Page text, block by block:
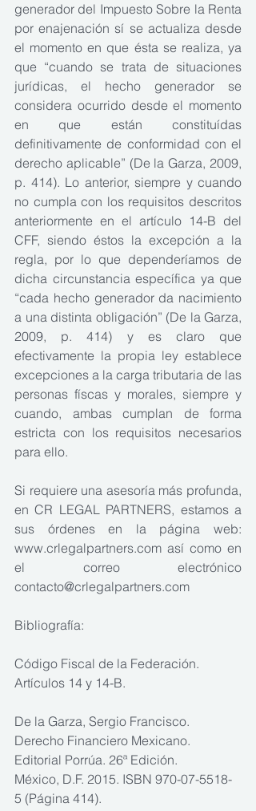
generador del Impuesto Sobre la Renta
por enajenación sí se actualiza desde
el momento en que ésta se realiza, ya
que “cuando se trata de situaciones
jurídicas, el hecho generador se
considera ocurrido desde el momento
en que están constituídas
definitivamente de conformidad con el
derecho aplicable” (De la Garza, 2009,
p. 414). Lo anterior, siempre y cuando
no cumpla con los requisitos descritos
anteriormente en el artículo 14-B del
CFF, siendo éstos la excepción a la
regla, por lo que dependeríamos de
dicha circunstancia específica ya que
“cada hecho generador da nacimiento
a una distinta obligación” (De la Garza,
2009, p. 414) y es claro que
efectivamente la propia ley establece
excepciones a la carga tributaria de las
personas físcas y morales, siempre y
cuando, ambas cumplan de forma
estricta con los requisitos necesarios
para ello.
Si requiere una asesoría más profunda,
en CR LEGAL PARTNERS, estamos a
sus órdenes en la página web:
www.crlegalpartners.com así como en
el correo electrónico
contacto@crlegalpartners.com
Bibliografía:
Código Fiscal de la Federación.
Artículos 14 y 14-B.
De la Garza, Sergio Francisco.
Derecho Financiero Mexicano.
Editorial Porrúa. 26ª Edición.
México, D.F. 2015. ISBN 970-07-5518-
5 (Página 414).